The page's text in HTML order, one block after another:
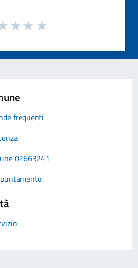
frequenti
02663241